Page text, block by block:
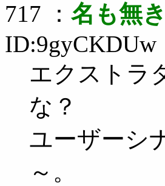
717 ： 名も無
ID:9gyCKDUw
エクストラ
な？
ユーザーシ
～。